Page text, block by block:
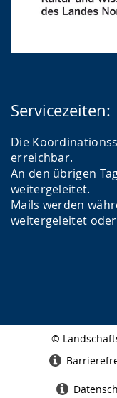
Servicezeiten:
Die
erreichbar.
An den übrigen
weitergeleitet.
Mails werden
weitergeleitet
©